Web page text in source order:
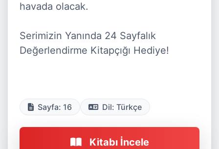
havada olacak.
Serimizin Yanında 24 Sayfalık
Değerlendirme Kitapçığı Hediye!
Sayfa: 16 Dil: Türkçe
Kitabı İncele